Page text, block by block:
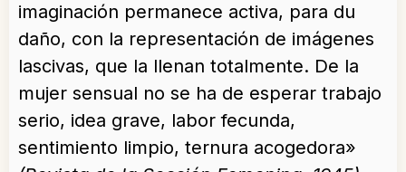
imaginación permanece activa, para du
daño, con la representación de imágenes
lascivas, que la llenan totalmente. De la
mujer sensual no se ha de esperar trabajo
serio, idea grave, labor fecunda,
sentimiento limpio, ternura acogedora»